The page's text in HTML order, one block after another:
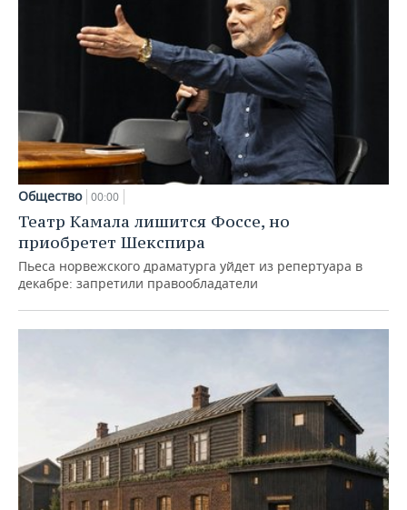
Общество 00:00
Театр Камала лишится Фоссе, но
приобретет Шекспира
Пьеса норвежского драматурга уйдет из репертуара в
декабре: запретили правообладатели